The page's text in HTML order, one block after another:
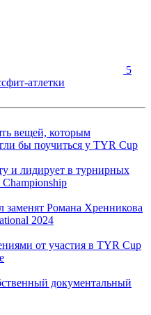
5
атлетки
вещей, которым
бы поучиться у TYR Cup
и лидирует в турнирных
Championship
Романа Хренникова
2024
от участия в TYR Cup
документальный